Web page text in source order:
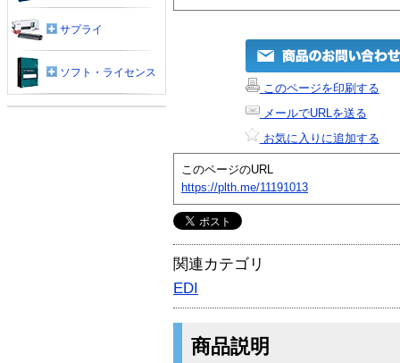
このページを印刷する
メールでURLを送る
お気に入りに追加する
このページのURL
https://plth.me/11191013
関連カテゴリ
EDI
商品説明
サプライ
ソフト・ライセンス